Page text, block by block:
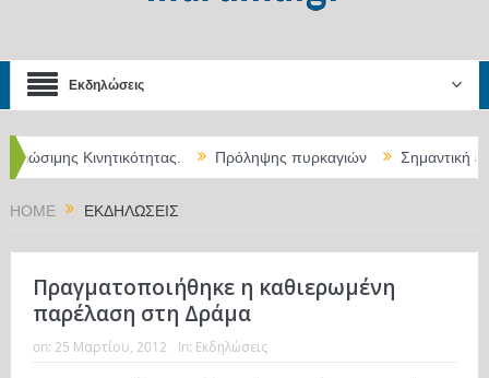
Εκδηλώσεις
Κινητικότητας. Πρόληψης πυρκαγιών Σημαντική
HOME ΕΚΔΗΛΏΣΕΙΣ
Πραγματοποιήθηκε η καθιερωμένη
παρέλαση στη Δράμα
on: 25 Μαρτίου, 2012 In: Εκδηλώσεις